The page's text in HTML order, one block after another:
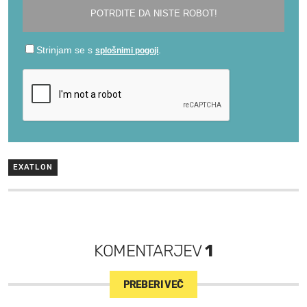
EXATLON
KOMENTARJEV1
PREBERI VEČ